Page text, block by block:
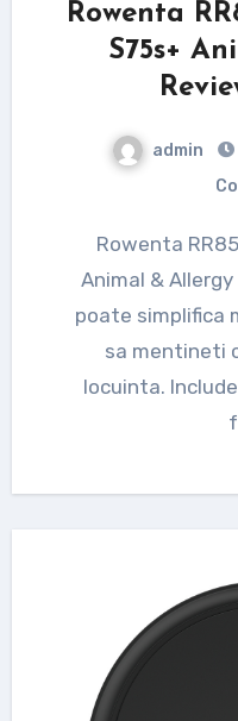
Rowenta
S75s+
admin
Rowenta RR8595WH X-Plorer S75s+
Animal &
poate simplifica
sa mentineti
locuinta.